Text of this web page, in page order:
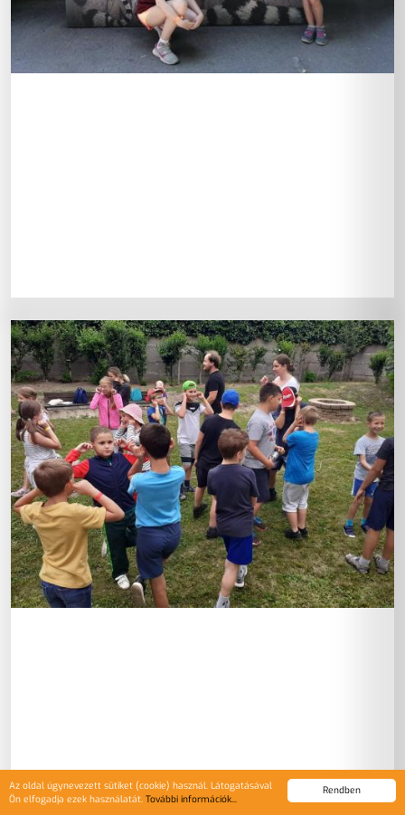
Rendben
Az oldal úgynevezett sütiket (cookie) használ. Látogatásával
Ön elfogadja ezek használatát. További információk...